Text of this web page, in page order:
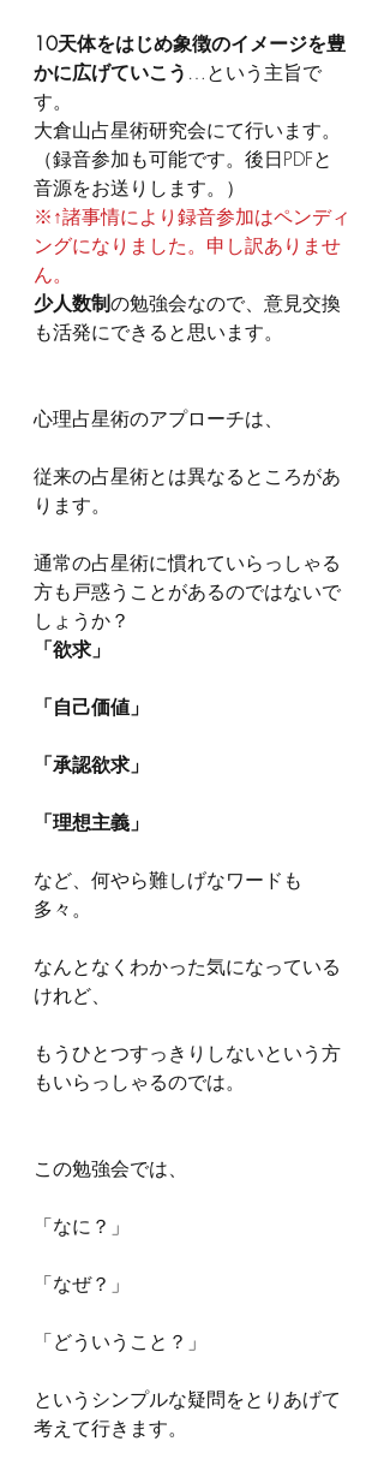
10天体をはじめ象徴のイメージを豊
かに広げていこう …という主旨で
す。
大倉山占星術研究会にて行います。
（録音参加も可能です。後日PDFと
音源をお送りします。）
※↑諸事情により録音参加はペンディ
ングになりました。申し訳ありませ
ん。
少人数制の勉強会なので、意見交換
も活発にできると思います。
心理占星術のアプローチは、
従来の占星術とは異なるところがあ
ります。
通常の占星術に慣れていらっしゃる
方も戸惑うことがあるのではないで
しょうか？
「欲求」
「自己価値」
「承認欲求」
「理想主義」
など、何やら難しげなワードも
多々。
なんとなくわかった気になっている
けれど、
もうひとつすっきりしないという方
もいらっしゃるのでは。
この勉強会では、
「なに？」
「なぜ？」
「どういうこと？」
というシンプルな疑問をとりあげて
考えて行きます。